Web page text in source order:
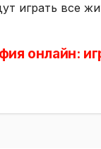
играть все
онлайн: